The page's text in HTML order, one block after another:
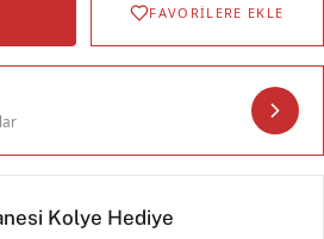
FAVORİLERE EKLE
Kolye Hediye